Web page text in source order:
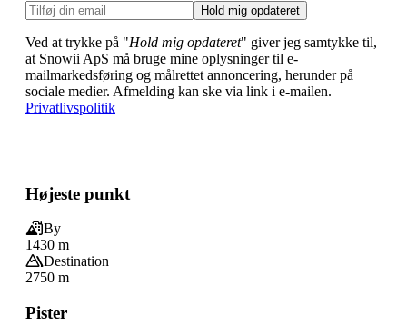
Hold mig opdateret
Ved at trykke på "Hold mig opdateret" giver jeg samtykke til,
at Snowii ApS må bruge mine oplysninger til e-
mailmarkedsføring og målrettet annoncering, herunder på
sociale medier. Afmelding kan ske via link i e-mailen.
Privatlivspolitik
Højeste punkt
By
1430 m
Destination
2750 m
Pister